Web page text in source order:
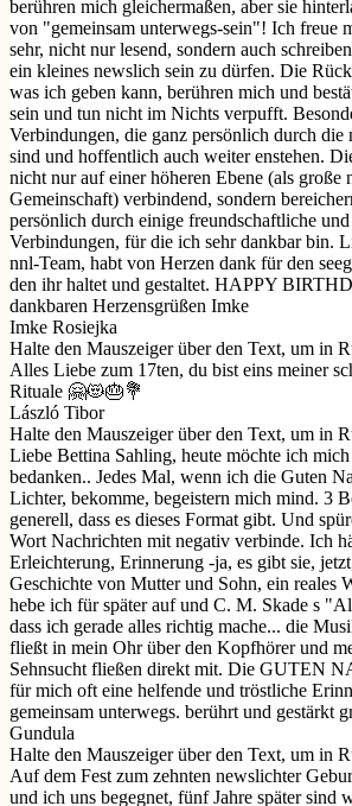
berühren mich gleichermaßen, aber sie
von "gemeinsam unterwegs-sein"! Ich freue
sehr, nicht nur lesend, sondern auch
ein kleines newslich sein zu dürfen. Die
was ich geben kann, berühren mich und
sein und tun nicht im Nichts verpufft.
Verbindungen, die ganz persönlich durch die
sind und hoffentlich auch weiter enstehen.
nicht nur auf einer höheren Ebene (als große
Gemeinschaft) verbindend, sondern
persönlich durch einige freundschaftliche
Verbindungen, für die ich sehr dankbar bin.
nnl-Team, habt von Herzen dank für den
den ihr haltet und gestaltet. HAPPY
dankbaren Herzensgrüßen Imke
Imke Rosiejka
Halte den Mauszeiger über den Text, um in
Alles Liebe zum 17ten, du bist eins meiner
Rituale 🤗😻🎂💐
László Tibor
Halte den Mauszeiger über den Text, um in
Liebe Bettina Sahling, heute möchte ich
bedanken.. Jedes Mal, wenn ich die Guten
Lichter, bekomme, begeistern mich mind. 3
generell, dass es dieses Format gibt. Und
Wort Nachrichten mit negativ verbinde. Ich
Erleichterung, Erinnerung -ja, es gibt sie,
Geschichte von Mutter und Sohn, ein reales
hebe ich für später auf und C. M. Skade s
dass ich gerade alles richtig mache... die
fließt in mein Ohr über den Kopfhörer und
Sehnsucht fließen direkt mit. Die GUTEN
für mich oft eine helfende und tröstliche
gemeinsam unterwegs. berührt und gestärkt
Gundula
Halte den Mauszeiger über den Text, um in
Auf dem Fest zum zehnten newslichter
und ich uns begegnet, fünf Jahre später sind